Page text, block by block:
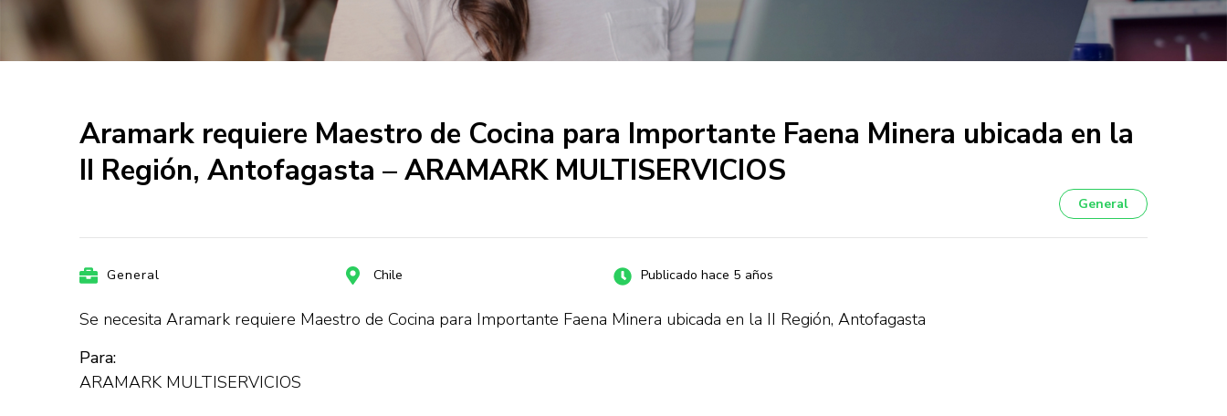
Aramark requiere Maestro de Cocina para Importante Faena Minera ubicada en la
II Región, Antofagasta – ARAMARK MULTISERVICIOS
General
General Chile Publicado hace 5 años
Se necesita Aramark requiere Maestro de Cocina para Importante Faena Minera ubicada en la II Región, Antofagasta
Para:
ARAMARK MULTISERVICIOS